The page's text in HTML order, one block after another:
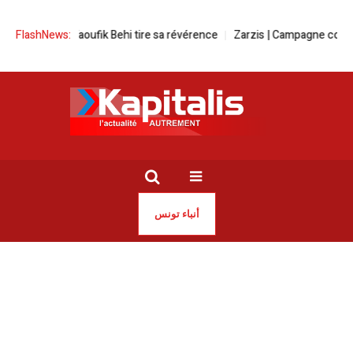
FlashNews:
: Taoufik Behi tire sa révérence Zarzis | Campagne contre les
أنباء تونس